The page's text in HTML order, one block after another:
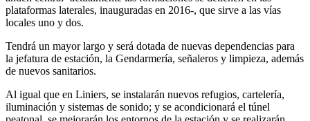
plataformas laterales, inauguradas en 2016-, que sirve a las vías
locales uno y dos.
Tendrá un mayor largo y será dotada de nuevas dependencias para
la jefatura de estación, la Gendarmería, señaleros y limpieza, además
de nuevos sanitarios.
Al igual que en Liniers, se instalarán nuevos refugios, cartelería,
iluminación y sistemas de sonido; y se acondicionará el túnel